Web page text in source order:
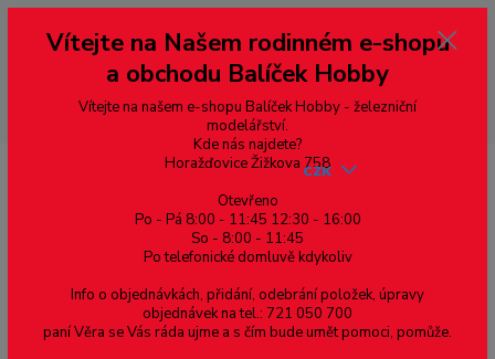
--- pro zákazníky ze Slovenska a jiných zemí, pokud chcete platit v eurech
přepněte si e-shop na euro 💶 pro přepočet měny - pravý horní roh ---
dobírky – pokud si z nějakého důvodu zásilku nevyzvednete, bude po
domluvě zaslána znovu s opětovnou platbou za poštovné, v opačném
případě bude zrušena a účet přidán na blacklist a rušeny následující
objednávky.
Menu
CZK
Vítejte na Našem rodinném e-shopu
a obchodu Balíček Hobby
Vítejte na našem e-shopu Balíček Hobby - železniční
modelářství.
Kde nás najdete?
Horažďovice Žižkova 758
Otevřeno
Po - Pá 8:00 - 11:45 12:30 - 16:00
So - 8:00 - 11:45
Po telefonické domluvě kdykoliv
Info o objednávkách, přidání, odebrání položek, úpravy
objednávek na tel.: 721 050 700
paní Věra se Vás ráda ujme a s čím bude umět pomoci, pomůže.